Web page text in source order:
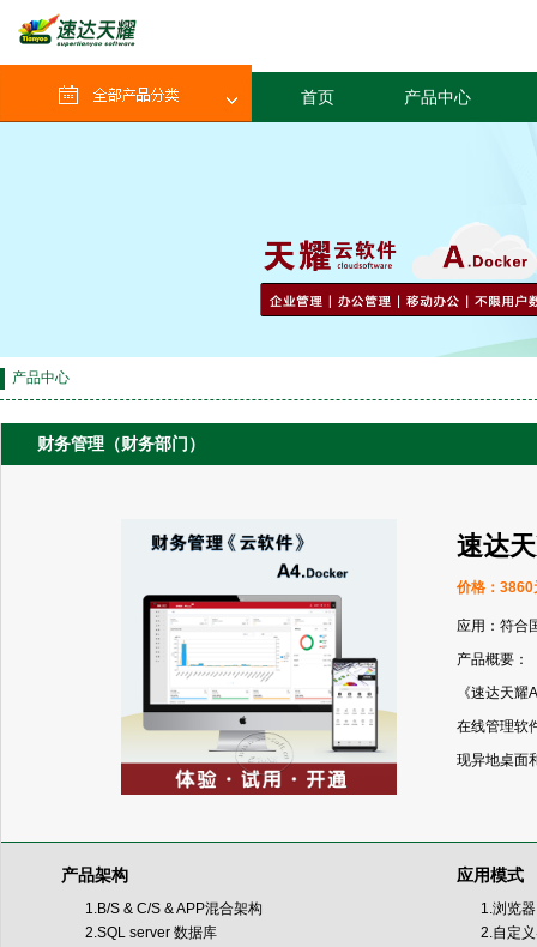
首页 产品中心
产品中心
财务管理（财务部门）
速达
价格：3860
应用：符合
产品概要：
《速达天
在线管理软
现异地桌面
产品架构
1.B/S & C/S & APP混合架构
2.SQL server 数据库
应用模式
1.浏览
2.自定